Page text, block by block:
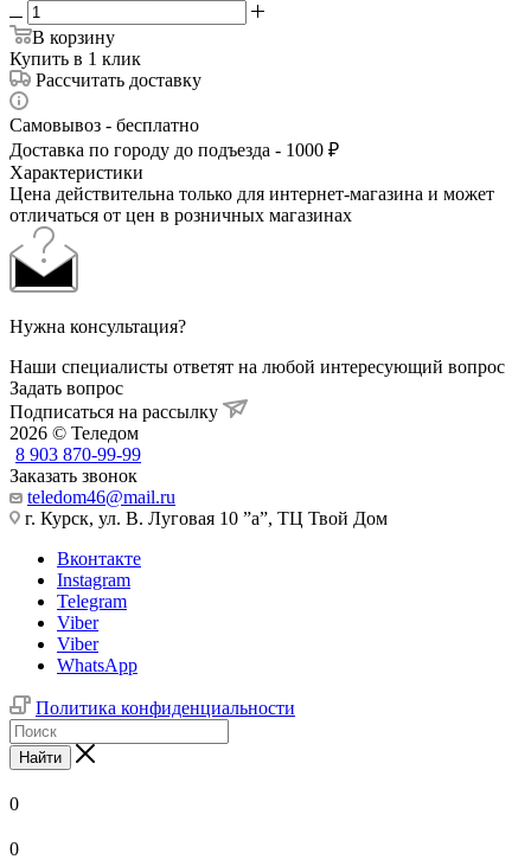
В корзину
Купить в 1 клик
Рассчитать доставку
Самовывоз - бесплатно
Доставка по городу до подъезда - 1000 ₽
Характеристики
Цена действительна только для интернет-магазина и может
отличаться от цен в розничных магазинах
Нужна консультация?
Наши специалисты ответят на любой интересующий вопрос
Задать вопрос
Подписаться на рассылку
2026 © Теледом
8 903 870-99-99
Заказать звонок
teledom46@mail.ru
г. Курск, ул. В. Луговая 10 ”а”, ТЦ Твой Дом
Вконтакте
Instagram
Telegram
Viber
Viber
WhatsApp
Политика конфиденциальности
Найти
0
0